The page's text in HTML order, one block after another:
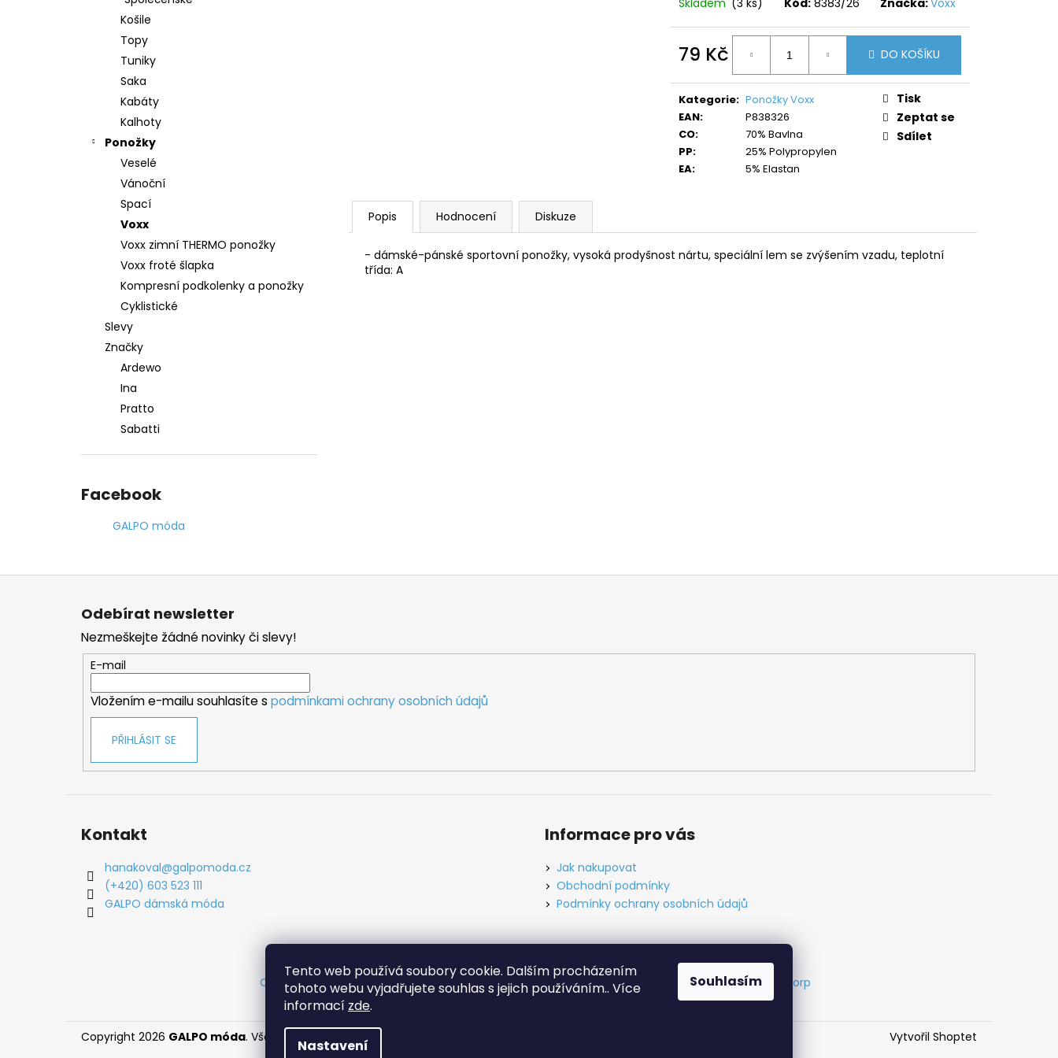
Tento web používá soubory cookie. Dalším procházením
tohoto webu vyjadřujete souhlas s jejich používáním.. Více
informací zde.
Nastavení
Souhlasím
Košile
Topy
Tuniky
Saka
Kabáty
Kalhoty
Ponožky
Veselé
Vánoční
Spací
Voxx
Voxx zimní THERMO ponožky
Voxx froté šlapka
Kompresní podkolenky a ponožky
Cyklistické
Slevy
Značky
Ardewo
Ina
Pratto
Sabatti
Facebook
GALPO móda
79 Kč
cena:
DO KOŠÍKU
Kategorie: Ponožky Voxx
EAN:
P838326
CO:
70% Bavlna
PP:
25% Polypropylen
EA: 5% Elastan
Tisk
Zeptat se
Sdílet
Popis Hodnocení Diskuze
- dámské-pánské sportovní ponožky, vysoká prodyšnost nártu, speciální lem se zvýšením vzadu, teplotní
třída: A
Z
Odebírat newsletter
Nezmeškejte žádné novinky či slevy!
E-mail
Vložením e-mailu souhlasíte s podmínkami ochrany osobních údajů
PŘIHLÁSIT SE
Kontakt
hanakoval@galpomoda.cz
(+420) 603 523 111
GALPO dámská móda
Informace pro vás
Jak nakupovat
Obchodní podmínky
Podmínky ochrany osobních údajů
Obchodní podmínky Ochrana osobních údajů Tabulky velikostí Kontakt O nás Vytvořil Cabakorp
Vytvořil Shoptet
Copyright 2026 GALPO móda. Všechna práva vyhrazena.